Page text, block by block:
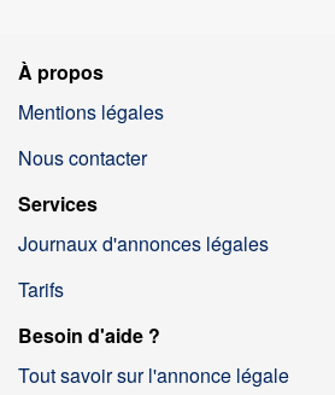
À propos
Mentions légales
Nous contacter
Services
Journaux d'annonces légales
Tarifs
Besoin d'aide ?
Tout savoir sur l'annonce légale